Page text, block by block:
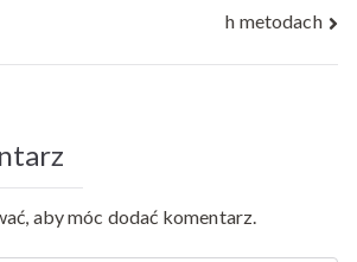
h metodach
, aby móc dodać komentarz.